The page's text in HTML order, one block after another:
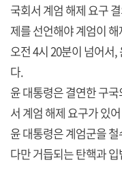
국회서 계엄 해제 요구
제를 선언해야 계엄이
오전 4시 20분이 넘어서
다.
윤 대통령은 결연한 구
서 계엄 해제 요구가 있
윤 대통령은 계엄군을
다만 거듭되는 탄핵과